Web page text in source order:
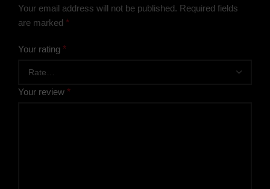
Your email address will not be published. Required fields
are marked *
Your rating *
Your review *